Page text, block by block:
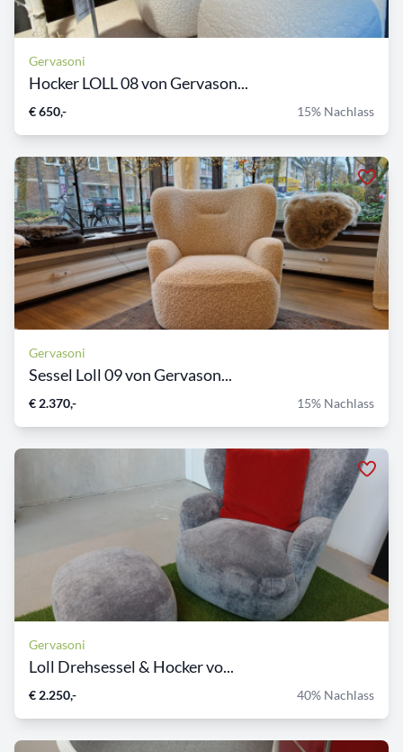
Gervasoni
Hocker LOLL 08 von Gervason...
€ 650,- 15% Nachlass
Gervasoni
Sessel Loll 09 von Gervason...
€ 2.370,- 15% Nachlass
Gervasoni
Loll Drehsessel & Hocker vo...
€ 2.250,- 40% Nachlass